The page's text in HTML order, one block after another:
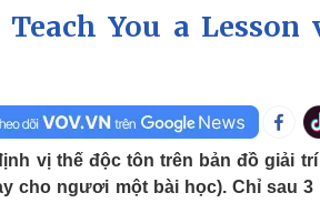
Infographic
đá
đấu bóng đá
giới thể thao
Ô tô - Xe máy
Ô tô
Xe máy
Tư vấn
You a Lesson
vị thế độc tôn trên bản đồ giải
cho ngươi một bài học). Chỉ sau